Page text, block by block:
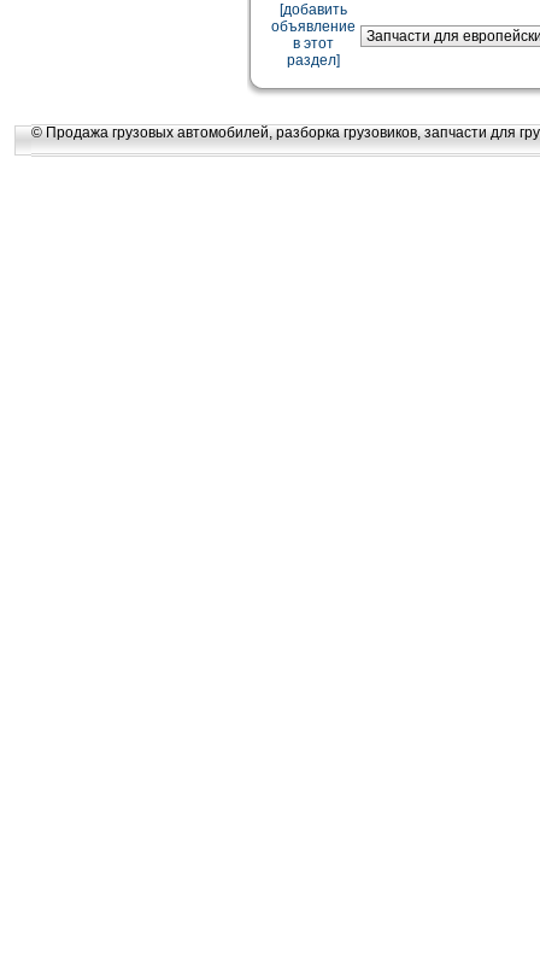
[добавить
объявление
в этот
раздел]
© Продажа грузовых автомобилей, разборка грузовиков, запчасти для